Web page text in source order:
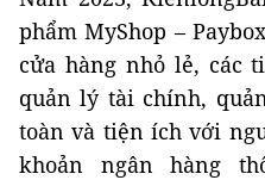
phẩm MyShop –
cửa hàng nhỏ lẻ, các
quản lý tài chính,
toàn và tiện ích với
khoản ngân hàng